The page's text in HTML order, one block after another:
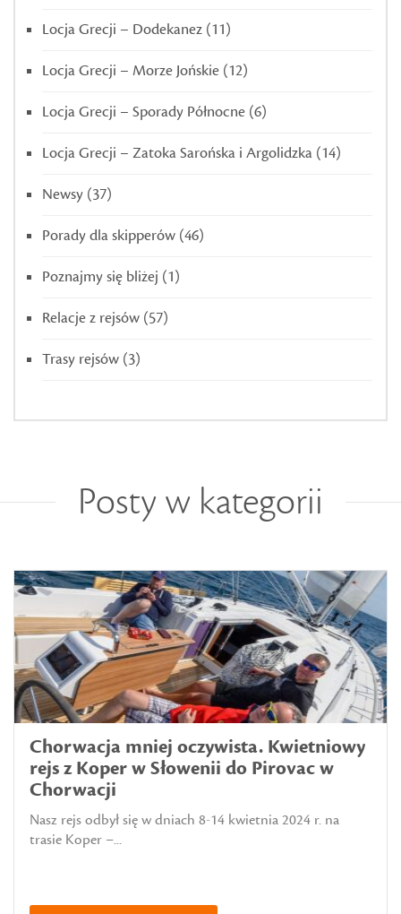
Locja Grecji – Dodekanez (11)
Locja Grecji – Morze Jońskie (12)
Locja Grecji – Sporady Północne (6)
Locja Grecji – Zatoka Sarońska i Argolidzka (14)
Newsy (37)
Porady dla skipperów (46)
Poznajmy się bliżej (1)
Relacje z rejsów (57)
Trasy rejsów (3)
Posty w kategorii
Chorwacja mniej oczywista. Kwietniowy
rejs z Koper w Słowenii do Pirovac w
Chorwacji
Nasz rejs odbył się w dniach 8-14 kwietnia 2024 r. na
trasie Koper –...